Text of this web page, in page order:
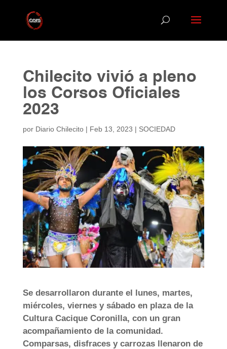
Chilecito vivió a pleno
los Corsos Oficiales
2023
por Diario Chilecito| Feb 13, 2023 | SOCIEDAD
Se desarrollaron durante el lunes, martes,
miércoles, viernes y sábado en plaza de la
Cultura Cacique Coronilla, con un gran
acompañamiento de la comunidad.
Comparsas, disfraces y carrozas llenaron de